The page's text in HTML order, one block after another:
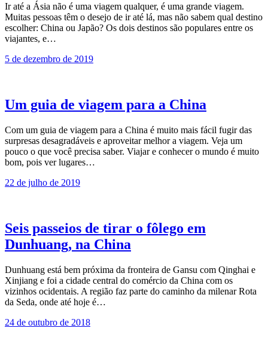
Ir até a Ásia não é uma viagem qualquer, é uma grande viagem.
Muitas pessoas têm o desejo de ir até lá, mas não sabem qual destino
escolher: China ou Japão? Os dois destinos são populares entre os
viajantes, e…
5 de dezembro de 2019
Um guia de viagem para a China
Com um guia de viagem para a China é muito mais fácil fugir das
surpresas desagradáveis e aproveitar melhor a viagem. Veja um
pouco o que você precisa saber. Viajar e conhecer o mundo é muito
bom, pois ver lugares…
22 de julho de 2019
Seis passeios de tirar o fôlego em
Dunhuang, na China
Dunhuang está bem próxima da fronteira de Gansu com Qinghai e
Xinjiang e foi a cidade central do comércio da China com os
vizinhos ocidentais. A região faz parte do caminho da milenar Rota
da Seda, onde até hoje é…
24 de outubro de 2018